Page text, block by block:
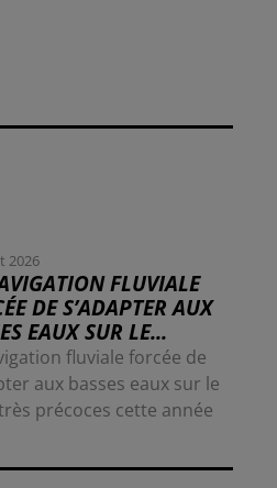
2026
FLUVIALE
DE S’ADAPTER AUX
EAUX SUR LE...
fluviale forcée de
aux basses eaux sur le
précoces cette année